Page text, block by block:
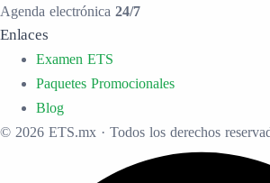
Agenda electrónica 24/7
Enlaces
Examen ETS
Paquetes Promocionales
Blog
© 2026 ETS.mx · Todos los derechos